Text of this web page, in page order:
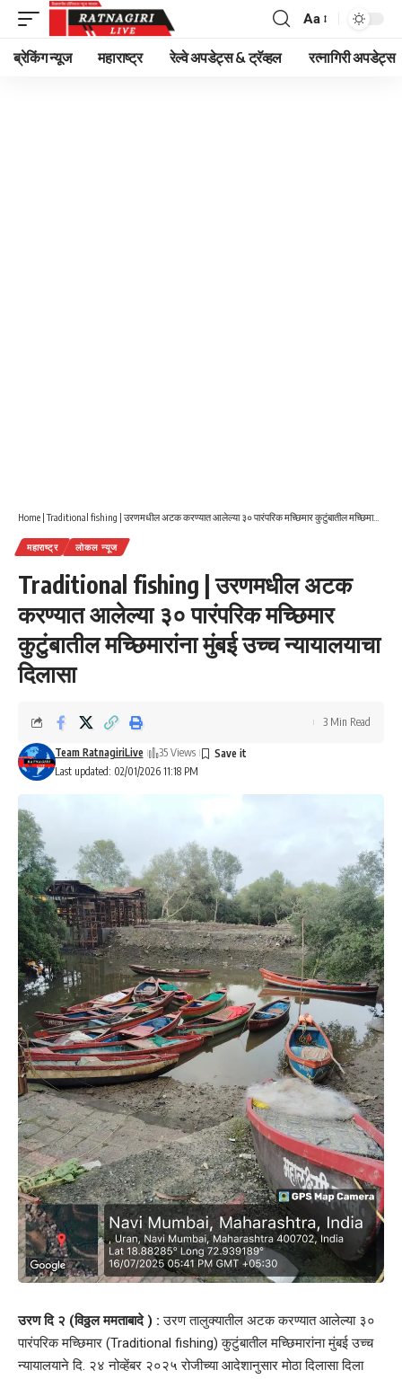
Font
Resizer
Aa
ब्रेकिंग न्यूज महाराष्ट्र रेल्वे अपडेट्स & ट्रॅव्हल रत्नागिरी अपडेट्स
Home |Traditional fishing | उरणमधील अटक करण्यात आलेल्या ३० पारंपरिक मच्छिमार कुटुंबातील मच्छिमारांना मुंबई उच्च न्यायालयाचा दिलासा
महाराष्ट्र लोकल न्यूज
Traditional fishing | उरणमधील अटक
करण्यात आलेल्या ३० पारंपरिक मच्छिमार
कुटुंबातील मच्छिमारांना मुंबई उच्च न्यायालयाचा
दिलासा
Last updated: 02/01/2026 11:18 PM
Team RatnagiriLive 35 Views
3 Min Read
उरण दि २ (विठ्ठल ममताबादे ) :उरण तालुक्यातील अटक करण्यात आलेल्या ३०
पारंपरिक मच्छिमार (Traditional fishing) कुटुंबातील मच्छिमारांना मुंबई उच्च
न्यायालयाने दि. २४ नोव्हेंबर २०२५ रोजीच्या आदेशानुसार मोठा दिलासा दिला